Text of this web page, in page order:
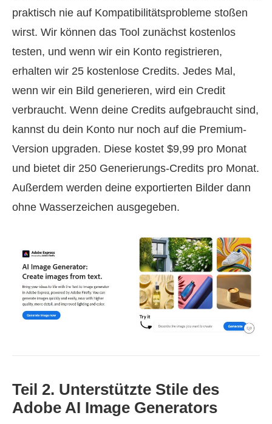
praktisch nie auf Kompatibilitätsprobleme stoßen
wirst. Wir können das Tool zunächst kostenlos
testen, und wenn wir ein Konto registrieren,
erhalten wir 25 kostenlose Credits. Jedes Mal,
wenn wir ein Bild generieren, wird ein Credit
verbraucht. Wenn deine Credits aufgebraucht sind,
kannst du dein Konto nur noch auf die Premium-
Version upgraden. Diese kostet $9,99 pro Monat
und bietet dir 250 Generierungs‑Credits pro Monat.
Außerdem werden deine exportierten Bilder dann
ohne Wasserzeichen ausgegeben.
Teil 2. Unterstützte Stile des
Adobe AI Image Generators